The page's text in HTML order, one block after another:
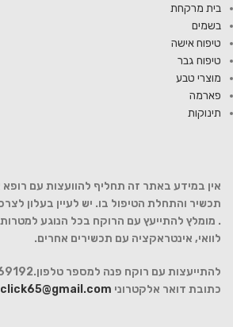
בית מרקחת
בשמים
טיפוח אישה
טיפוח גבר
מוצרי טבע
פארמה
תינוקות
אין במידע באתר זה תחליף להוועצות עם
תכשיר והתחלת הטיפול בו. יש לעיין בעלון
. מומלץ להתייעץ עם הרוקח בכל הנוגע
לוואי, אינטראקציה עם תכשירים אחרים.
כתובת דואר אלקטרוני